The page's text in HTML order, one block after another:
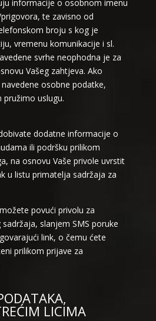
informacije o osobnom imenu
te zavisno od
broju s kog je
vremenu komunikacije i sl.
svrhe neophodna je za
Vašeg zahtjeva. Ako
osobne podatke,
uslugu.
dodatne informacije o
ili podršku prilikom
na osnovu Vaše privole uvrstit
u listu primatelja sadržaja za
povući privolu za
slanjem SMS poruke
link, o čemu ćete
prilikom prijave za
LICIMA